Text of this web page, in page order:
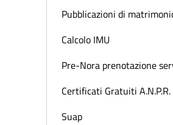
Pubblicazioni di
Calcolo IMU
Pre-Nora prenotazione
Certificati Gratuiti A.N.P.R.
Suap